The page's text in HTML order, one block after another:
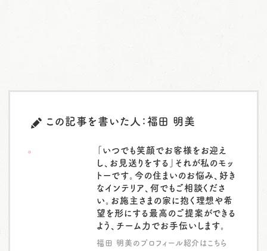
この記事を書いた人：福田 明美
「いつでも笑顔でお客様をお迎え
し、お見送りをする」それが私のモッ
トーです。今の住まいのお悩み、好き
なインテリア、何でもご相談くださ
い。お施主さまの家に抱く理想や希
望を形にする最高のご提案ができる
よう、チーム力でお手伝いします。
福田 明美のプロフィール紹介はこちら